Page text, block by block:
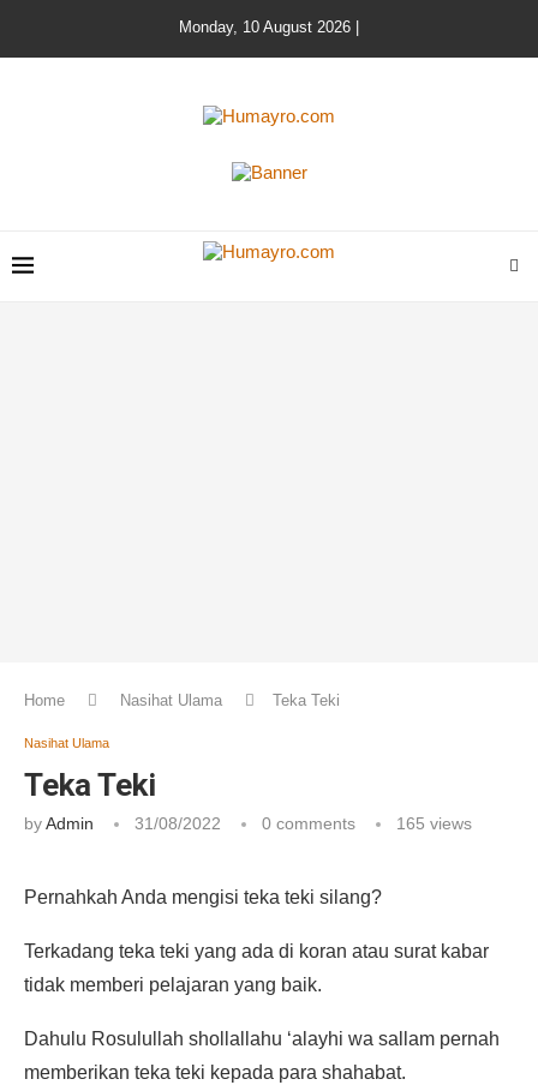
Monday, 10 August 2026 |
Home Nasihat Ulama Teka Teki
Nasihat Ulama
Teka Teki
byAdmin 31/08/2022 0 comments 165 views
Pernahkah Anda mengisi teka teki silang?
Terkadang teka teki yang ada di koran atau surat kabar
tidak memberi pelajaran yang baik.
Dahulu Rosulullah shollallahu ‘alayhi wa sallam pernah
memberikan teka teki kepada para shahabat.